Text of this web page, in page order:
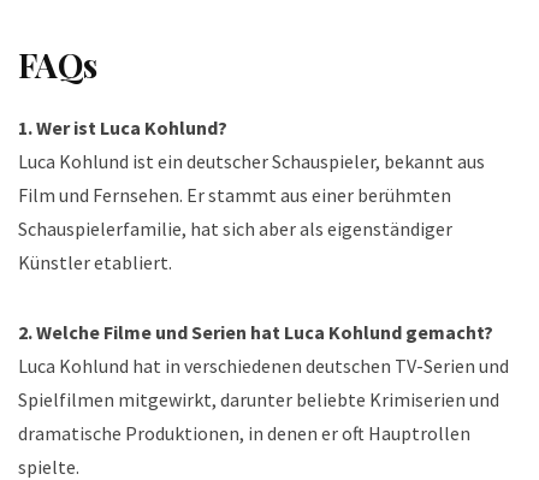
FAQs
1. Wer ist Luca Kohlund?
Luca Kohlund ist ein deutscher Schauspieler, bekannt aus
Film und Fernsehen. Er stammt aus einer berühmten
Schauspielerfamilie, hat sich aber als eigenständiger
Künstler etabliert.
2. Welche Filme und Serien hat Luca Kohlund gemacht?
Luca Kohlund hat in verschiedenen deutschen TV-Serien und
Spielfilmen mitgewirkt, darunter beliebte Krimiserien und
dramatische Produktionen, in denen er oft Hauptrollen
spielte.